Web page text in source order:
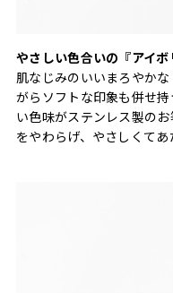
やさしい色合いの『アイボ
肌なじみのいいまろやか
がらソフトな印象も併せ
い色味がステンレス製の
をやわらげ、やさしくてあ